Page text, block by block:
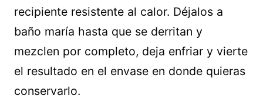
recipiente resistente al calor. Déjalos a
baño maría hasta que se derritan y
mezclen por completo, deja enfriar y vierte
el resultado en el envase en donde quieras
conservarlo.